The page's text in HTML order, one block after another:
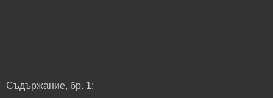
Съдържание, бр. 1: